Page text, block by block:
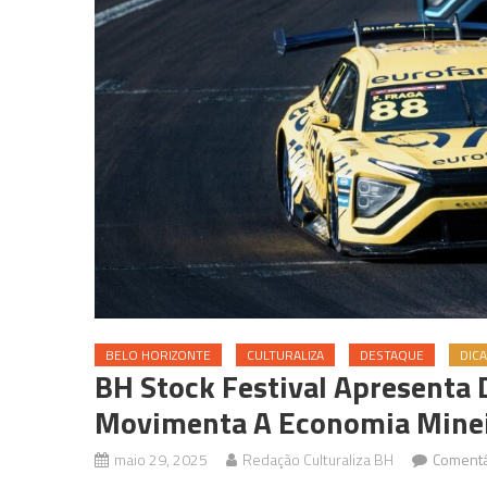
BELO HORIZONTE CULTURALIZA DESTAQUE
BH Stock Festival
Movimenta A Economia
maio 29, 2025 Redação Culturaliza BH